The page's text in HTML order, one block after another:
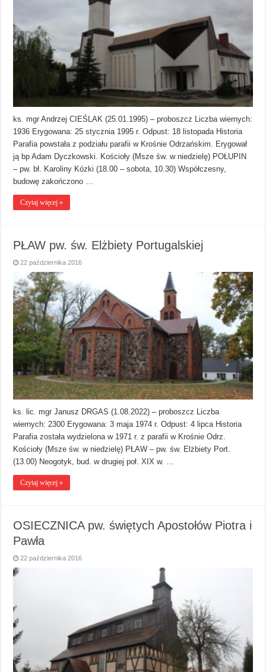
ks. mgr Andrzej CIEŚLAK (25.01.1995) – proboszcz Liczba wiernych:
1936 Erygowana: 25 stycznia 1995 r. Odpust: 18 listopada Historia
Parafia powstała z podziału parafii w Krośnie Odrzańskim. Erygował
ją bp Adam Dyczkowski. Kościoły (Msze św. w niedzielę) POŁUPIN
– pw. bł. Karoliny Kózki (18.00 – sobota, 10.30) Współczesny,
budowę zakończono …
Czytaj więcej »
PŁAW pw. św. Elżbiety Portugalskiej
22 października 2016
ks. lic. mgr Janusz DRGAS (1.08.2022) – proboszcz Liczba
wiernych: 2300 Erygowana: 3 maja 1974 r. Odpust: 4 lipca Historia
Parafia została wydzielona w 1971 r. z parafii w Krośnie Odrz.
Kościoły (Msze św. w niedzielę) PŁAW – pw. św. Elżbiety Port.
(13.00) Neogotyk, bud. w drugiej poł. XIX w. …
Czytaj więcej »
OSIECZNICA pw. świętych Apostołów Piotra i
Pawła
22 października 2016